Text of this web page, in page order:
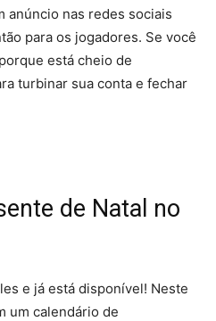
anúncio nas redes sociais
para os jogadores. Se você
está cheio de
turbinar sua conta e fechar
de Natal no
e já está disponível! Neste
um calendário de